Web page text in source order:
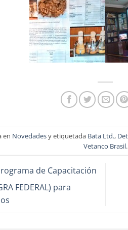
en Novedadesy etiquetada Bata Ltd.,
Vetanco Brasil.
de Capacitación
FEDERAL) para